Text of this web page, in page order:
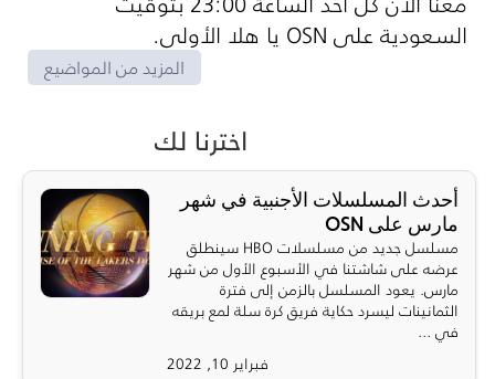
السعودية علىOSN يا هلا الأولى.
المزيد من المواضيع
اخترنا لك
أحدث المسلسلات الأجنبية في شهر
مارس على OSN
مسلسل جديد من مسلسلات HBO سينطلق
عرضه على شاشتنا في الأسبوع الأول من شهر
مارس. يعود المسلسل بالزمن إلى فترة
الثمانينات ليسرد حكاية فريق كرة سلة لمع بريقه
في ...
فبراير 10, 2022